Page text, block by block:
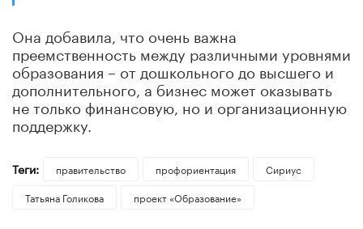
Она добавила, что очень важна
преемственность между различными уровнями
образования – от дошкольного до высшего и
дополнительного, а бизнес может оказывать
не только финансовую, но и организационную
поддержку.
Теги: правительство профориентация
Сириус
​Татьяна Голикова
проект «Образование»